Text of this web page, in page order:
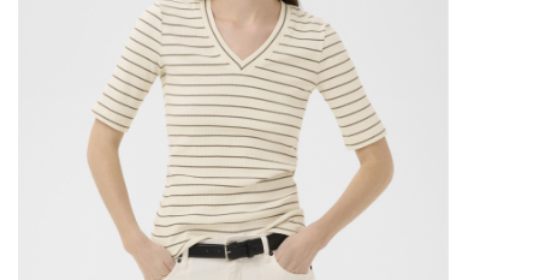
TARA TUESDAY